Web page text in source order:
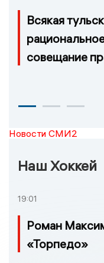
Всякая
совещание
Новости СМИ2
Наш Хоккей
19:01
Роман
«Торпедо»